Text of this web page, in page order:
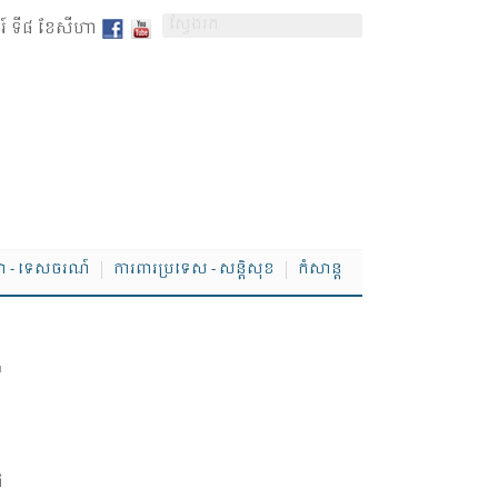
ទី៨ ខែសីហា
- ទេសចរណ៍ ការពារប្រទេស - សន្តិសុខ កំសាន្ត